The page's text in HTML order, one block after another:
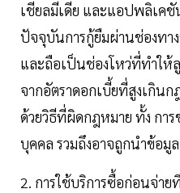
เชียลมีเดีย และแอปพลิเค
ปัจจุบันการกู้ยืมผ่านช่องทา
และถือเป็นช่องโหว่ที่ทำให้
จากอัตราดอกเบี้ยที่สูงเกิน
ด้วยวิธีที่ผิดกฎหมาย ทั้ง กา
บุคคล รวมถึงอาจถูกนำข้อ
2. การใช้บริการซื้อก่อนจ่า